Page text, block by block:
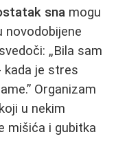
sna mogu
novodobijene
„Bila sam
kada je stres
Organizam
u nekim
mišića i gubitka